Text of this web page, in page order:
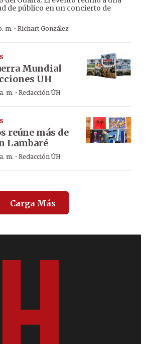
de público en un concierto de
m. · Richart González
Mundial
UH
m. · Redacción ÚH
reúne más de
Lambaré
m. · Redacción ÚH
Carga Más